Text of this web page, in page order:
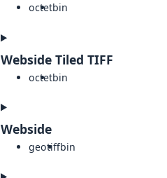
octetbin
Webside Tiled TIFF
octetbin
Webside
geotiffbin